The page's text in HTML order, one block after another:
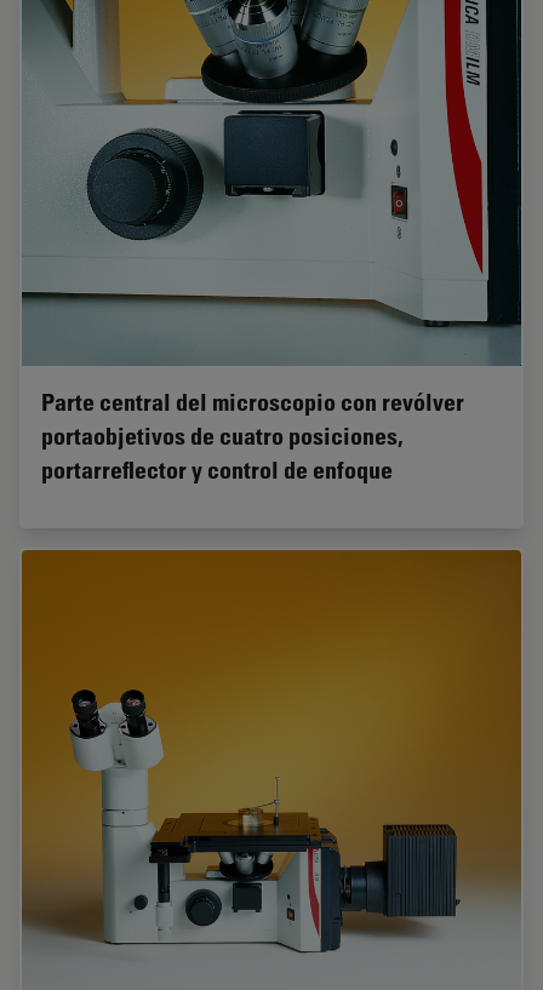
Parte central del microscopio con revólver
portaobjetivos de cuatro posiciones,
portarreflector y control de enfoque